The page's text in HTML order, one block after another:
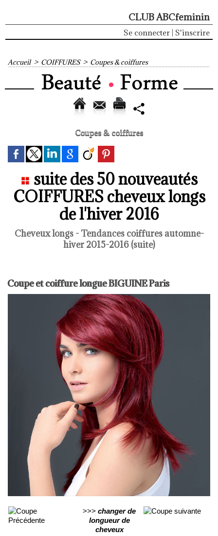
CLUB ABCfeminin
Se connecter S'inscrire
Accueil > COIFFURES > Coupes & coiffures
Coupes & coiffures
suite des 50 nouveautés
COIFFURES cheveux longs
de l'hiver 2016
Cheveux longs - Tendances coiffures automne-
hiver 2015-2016 (suite)
Coupe et coiffure longue BIGUINE Paris
>>> changer de
longueur de
cheveux